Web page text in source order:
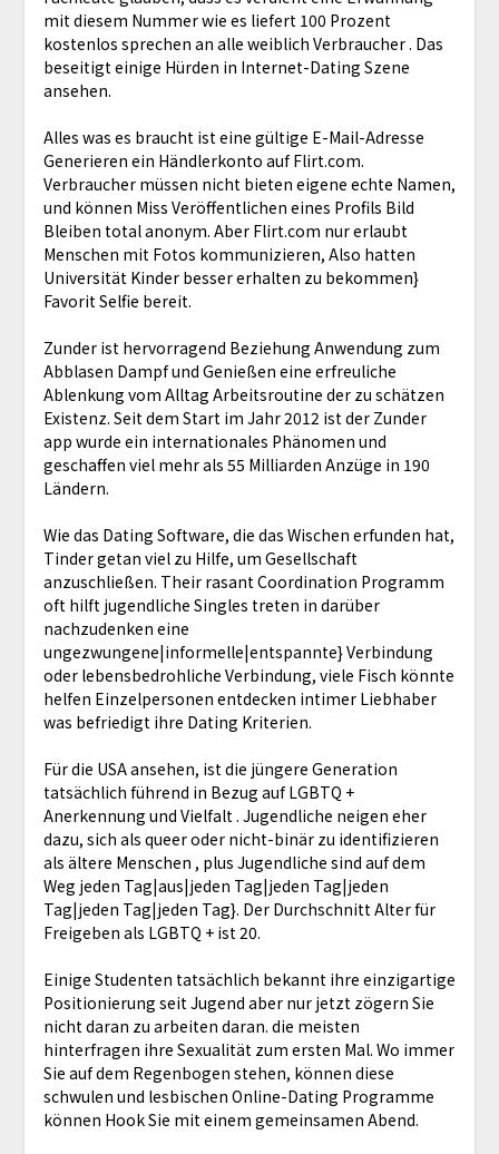
mit diesem Nummer wie es liefert 100 Prozent
kostenlos sprechen an alle weiblich Verbraucher . Das
beseitigt einige Hürden in Internet-Dating Szene
ansehen.
Alles was es braucht ist eine gültige E-Mail-Adresse
Generieren ein Händlerkonto auf Flirt.com.
Verbraucher müssen nicht bieten eigene echte Namen,
und können Miss Veröffentlichen eines Profils Bild
Bleiben total anonym. Aber Flirt.com nur erlaubt
Menschen mit Fotos kommunizieren, Also hatten
Universität Kinder besser erhalten zu bekommen}
Favorit Selfie bereit.
Zunder ist hervorragend Beziehung Anwendung zum
Abblasen Dampf und Genießen eine erfreuliche
Ablenkung vom Alltag Arbeitsroutine der zu schätzen
Existenz. Seit dem Start im Jahr 2012 ist der Zunder
app wurde ein internationales Phänomen und
geschaffen viel mehr als 55 Milliarden Anzüge in 190
Ländern.
Wie das Dating Software, die das Wischen erfunden hat,
Tinder getan viel zu Hilfe, um Gesellschaft
anzuschließen. Their rasant Coordination Programm
oft hilft jugendliche Singles treten in darüber
nachzudenken eine
ungezwungene|informelle|entspannte} Verbindung
oder lebensbedrohliche Verbindung, viele Fisch könnte
helfen Einzelpersonen entdecken intimer Liebhaber
was befriedigt ihre Dating Kriterien.
Für die USA ansehen, ist die jüngere Generation
tatsächlich führend in Bezug auf LGBTQ +
Anerkennung und Vielfalt . Jugendliche neigen eher
dazu, sich als queer oder nicht-binär zu identifizieren
als ältere Menschen , plus Jugendliche sind auf dem
Weg jeden Tag|aus|jeden Tag|jeden Tag|jeden
Tag|jeden Tag|jeden Tag}. Der Durchschnitt Alter für
Freigeben als LGBTQ + ist 20.
Einige Studenten tatsächlich bekannt ihre einzigartige
Positionierung seit Jugend aber nur jetzt zögern Sie
nicht daran zu arbeiten daran. die meisten
hinterfragen ihre Sexualität zum ersten Mal. Wo immer
Sie auf dem Regenbogen stehen, können diese
schwulen und lesbischen Online-Dating Programme
können Hook Sie mit einem gemeinsamen Abend.